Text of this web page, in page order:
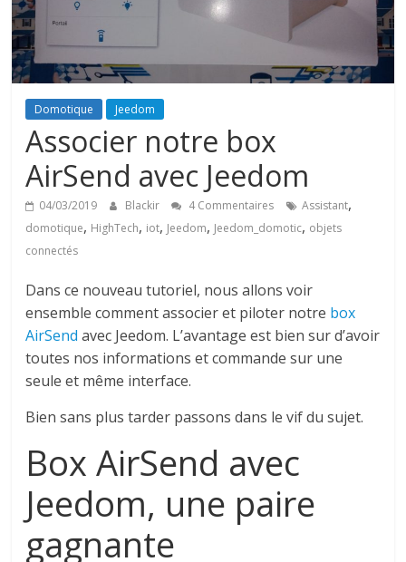
Domotique Jeedom
Associer notre box
AirSend avec Jeedom
04/03/2019 Blackir 4 Commentaires Assistant,
domotique, HighTech, iot, Jeedom, Jeedom_domotic, objets
connectés
Dans ce nouveau tutoriel, nous allons voir
ensemble comment associer et piloter notre box
AirSend avec Jeedom. L’avantage est bien sur d’avoir
toutes nos informations et commande sur une
seule et même interface.
Bien sans plus tarder passons dans le vif du sujet.
Box AirSend avec
Jeedom, une paire
gagnante